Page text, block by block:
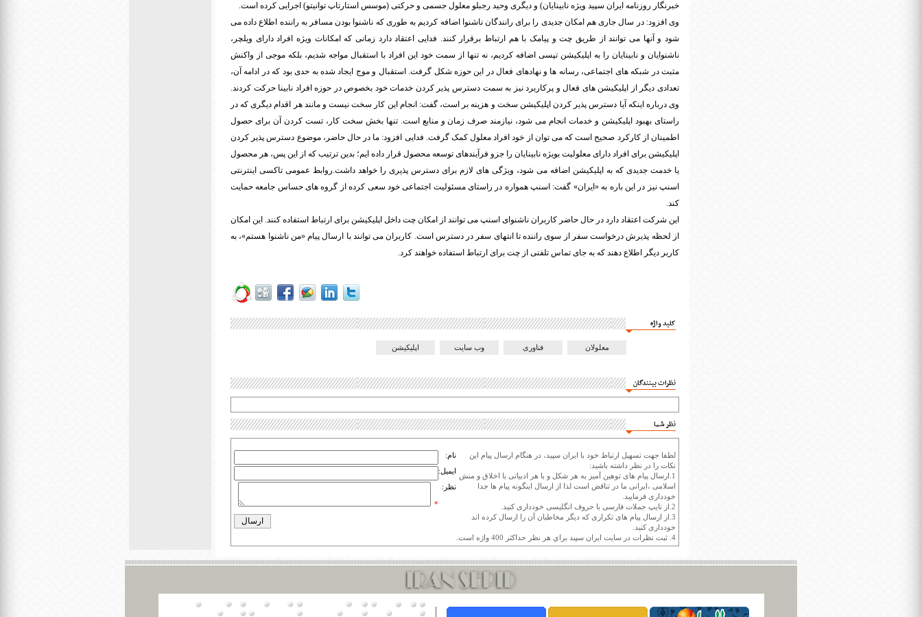
خبرنگار روزنامه ایران سپید ویژه نابینایان) و دیگری وحید رجبلو معلول جسمی و حرکتی (موسس استارتاپ توانیتو) اجرایی کرده است.
وی افزود: در سال جاری هم امکان جدیدی را برای رانندگان ناشنوا اضافه کردیم به طوری که ناشنوا بودن مسافر به راننده اطلاع داده می
شود و آنها می توانند از طریق چت و پیامک با هم ارتباط برقرار کنند. فدایی اعتقاد دارد زمانی که امکانات ویژه افراد دارای ویلچر،
ناشنوایان و نابینایان را به اپلیکیشن تپسی اضافه کردیم، نه تنها از سمت خود این افراد با استقبال مواجه شدیم، بلکه موجی از واکنش
مثبت در شبکه های اجتماعی، رسانه ها و نهادهای فعال در این حوزه شکل گرفت. استقبال و موج ایجاد شده به حدی بود که در ادامه آن،
تعدادی دیگر از اپلیکیشن های فعال و پرکاربرد نیز به سمت دسترس پذیر کردن خدمات خود بخصوص در حوزه افراد نابینا حرکت کردند.
وی درباره اینکه آیا دسترس پذیر کردن اپلیکیشن سخت و هزینه بر است، گفت: انجام این کار سخت نیست و مانند هر اقدام دیگری که در
راستای بهبود اپلیکیشن و خدمات انجام می شود، نیازمند صرف زمان و منابع است. تنها بخش سخت کار، تست کردن آن برای حصول
اطمینان از کارکرد صحیح است که می توان از خود افراد معلول کمک گرفت. فدایی افزود: ما در حال حاضر، موضوع دسترس پذیر کردن
اپلیکیشن برای افراد دارای معلولیت بویژه نابینایان را جزو فرآیندهای توسعه محصول قرار داده ایم؛ بدین ترتیب که از این پس، هر محصول
یا خدمت جدیدی که به اپلیکیشن اضافه می شود، ویژگی های لازم برای دسترس پذیری را خواهد داشت.روابط عمومی تاکسی اینترنتی
اسنپ نیز در این باره به «ایران» گفت: اسنپ همواره در راستای مسئولیت اجتماعی خود سعی کرده از گروه های حساس جامعه حمایت
کند.
این شرکت اعتقاد دارد در حال حاضر کاربران ناشنوای اسنپ می توانند از امکان چت داخل اپلیکیشن برای ارتباط استفاده کنند. این امکان
از لحظه پذیرش درخواست سفر از سوی راننده تا انتهای سفر در دسترس است. کاربران می توانند با ارسال پیام «من ناشنوا هستم»، به
کاربر دیگر اطلاع دهند که به جای تماس تلفنی از چت برای ارتباط استفاده خواهند کرد.
کلید واژه
معلولان فناوری وب سایت اپلیکیشن
نظرات بینندگان
نظر شما
لطفا جهت تسهیل ارتباط خود با ایران سپید، در هنگام ارسال پیام این
نکات را در نظر داشته باشید:
1.ارسال پیام های توهین آمیز به هر شکل و با هر ادبیاتی با اخلاق و منش
اسلامی ،ایرانی ما در تناقض است لذا از ارسال اینگونه پیام ها جدا
خودداری فرمایید.
2.از تایپ جملات فارسی با حروف انگلیسی خودداری کنید.
3.از ارسال پیام های تکراری که دیگر مخاطبان آن را ارسال کرده اند
خودداری کنید.
4. ثبت نظرات در سايت ايران سپيد براي هر نظر حداکثر 400 واژه است.
نام:
ایمیل:
نظر:
*